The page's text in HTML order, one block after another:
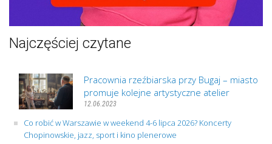
Najczęściej czytane
Pracownia rzeźbiarska przy Bugaj – miasto
promuje kolejne artystyczne atelier
12.06.2023
Co robić w Warszawie w weekend 4-6 lipca 2026? Koncerty
Chopinowskie, jazz, sport i kino plenerowe